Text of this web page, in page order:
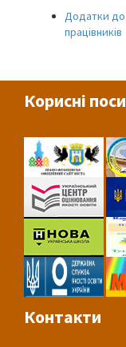
Додатки до
працівників
Корисні
Контакти